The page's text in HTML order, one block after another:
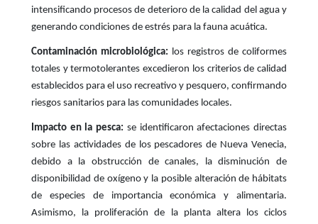
intensificando procesos de deterioro de la calidad del agua y
generando condiciones de estrés para la fauna acuática.
Contaminación microbiológica: los registros de coliformes
totales y termotolerantes excedieron los criterios de calidad
establecidos para el uso recreativo y pesquero, confirmando
riesgos sanitarios para las comunidades locales.
Impacto en la pesca: se identificaron afectaciones directas
sobre las actividades de los pescadores de Nueva Venecia,
debido a la obstrucción de canales, la disminución de
disponibilidad de oxígeno y la posible alteración de hábitats
de especies de importancia económica y alimentaria.
Asimismo, la proliferación de la planta altera los ciclos